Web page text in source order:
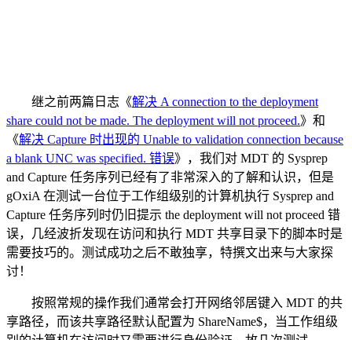
继之前两篇日志《解决 A connection to the deployment
share could not be made. The deployment will not proceed.》和
《解决 Capture 时出现的 Unable to validation connection because
a blank UNC was specified. 错误》，我们对 MDT 的 Sysprep
and Capture 任务序列已经有了非常深入的了解和认识，但是
gOxiA 在测试一台位于工作组级别的计算机执行 Sysprep and
Capture 任务序列时仍旧提示 the deployment will not proceed 错
误，几经波折发现在访问和执行 MDT 共享目录下的脚本时是
需要技巧的。测试成功之后不敢独享，特撰文出来与大家探
讨！
按照常规的操作我们通常会打开网络邻居键入 MDT 的共
享路径，而该共享路径默认配置为 ShareName$，当工作组级